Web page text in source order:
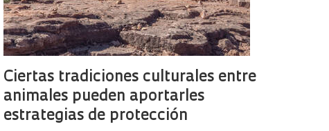
Ciertas tradiciones culturales entre
animales pueden aportarles
estrategias de protección